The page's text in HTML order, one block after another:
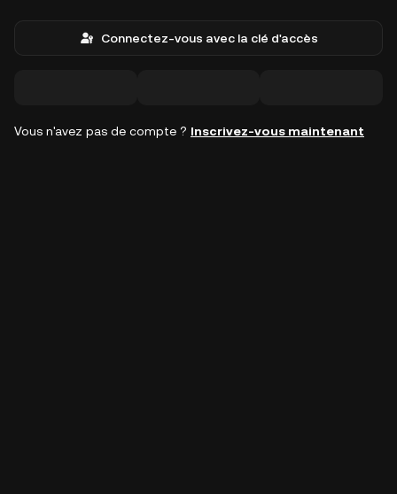
Connectez-vous avec la clé d'accès
Vous n'avez pas de compte ? Inscrivez-vous maintenant